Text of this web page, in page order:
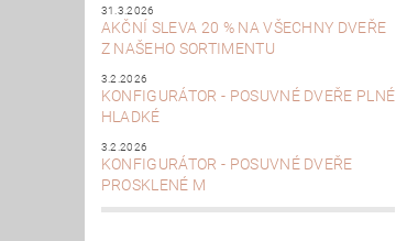
31.3.2026
AKČNÍ SLEVA 20 % NA VŠECHNY DVEŘE
Z NAŠEHO SORTIMENTU
3.2.2026
KONFIGURÁTOR - POSUVNÉ DVEŘE PLNÉ
HLADKÉ
3.2.2026
KONFIGURÁTOR - POSUVNÉ DVEŘE
PROSKLENÉ M